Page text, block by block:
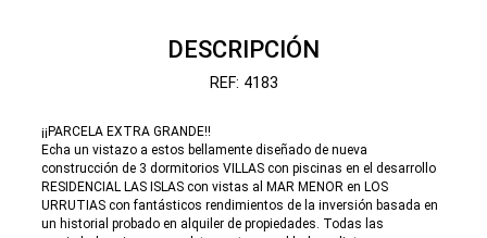
DESCRIPCIÓN
REF: 4183
¡¡PARCELA EXTRA GRANDE!!
Echa un vistazo a estos bellamente diseñado de nueva
construcción de 3 dormitorios VILLAS con piscinas en el desarrollo
RESIDENCIAL LAS ISLAS con vistas al MAR MENOR en LOS
URRUTIAS con fantásticos rendimientos de la inversión basada en
un historial probado en alquiler de propiedades. Todas las